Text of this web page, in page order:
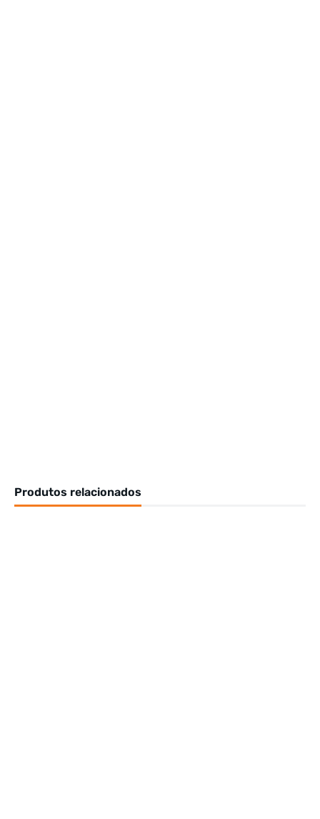
Produtos relacionados